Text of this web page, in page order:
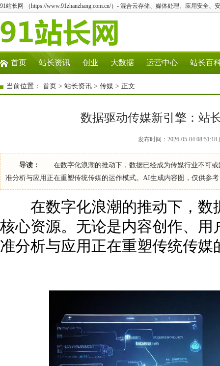
91站长网 （https://www.91zhanzhang.com.cn/）- 混合云存储、媒体处理、应用安全、
首页 站长资讯 创业 大数据 运营中心 站长百
当前位置： 首页 > 站长资讯 > 传媒 > 正文
数据驱动传媒新引擎：站
发布时间：2026-05-04
导读：
在数字化浪潮的推动下，数据已经成为传媒行业不可或
准分析与应用正在重塑传统传媒的运作模式。AI生成内容图，仅供
在数字化浪潮的推动下，数
核心资源。无论是内容创作、
准分析与应用正在重塑传统传媒